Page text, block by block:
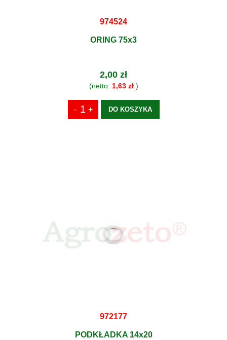
974524
ORING 75x3
2,00 zł
(netto: 1,63 zł)
DO KOSZYKA
972177
PODKŁADKA 14x20